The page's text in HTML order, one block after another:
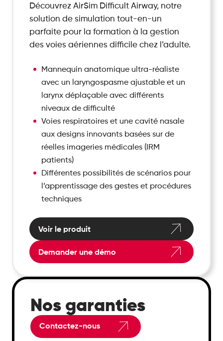
Découvrez AirSim Difficult Airway, notre
solution de simulation tout-en-un
parfaite pour la formation à la gestion
des voies aériennes difficile chez l’adulte.
Mannequin anatomique ultra-réaliste
avec un laryngospasme ajustable et un
larynx déplaçable avec différents
niveaux de difficulté
Voies respiratoires et une cavité nasale
aux designs innovants basées sur de
réelles imageries médicales (IRM
patients)
Différentes possibilités de scénarios pour
l’apprentissage des gestes et procédures
techniques
Voir le produit
Demander une démo
Nos garanties
Contactez-nous